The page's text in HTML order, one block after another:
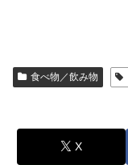
食べ物／飲み物
X